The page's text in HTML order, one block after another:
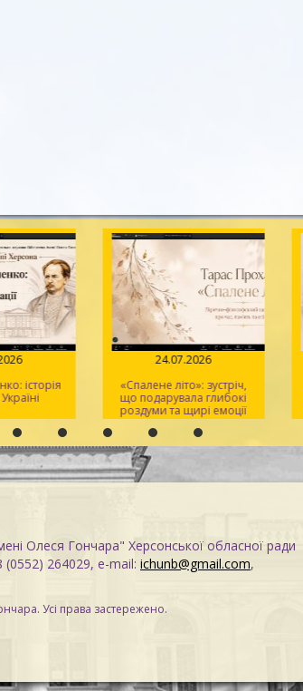
історія
24.07.2026
«Спалене літо»: зустріч,
що подарувала глибокі
роздуми та щирі емоції
Олеся Гончара" Херсонської обласної ради
(0552) 264029, e-mail: ichunb@gmail.com,
Усі права застережено.